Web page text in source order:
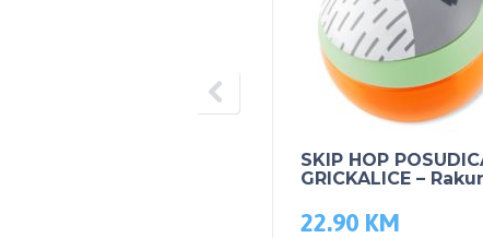
SKIP HOP
GRICKALICE –
22.90 KM